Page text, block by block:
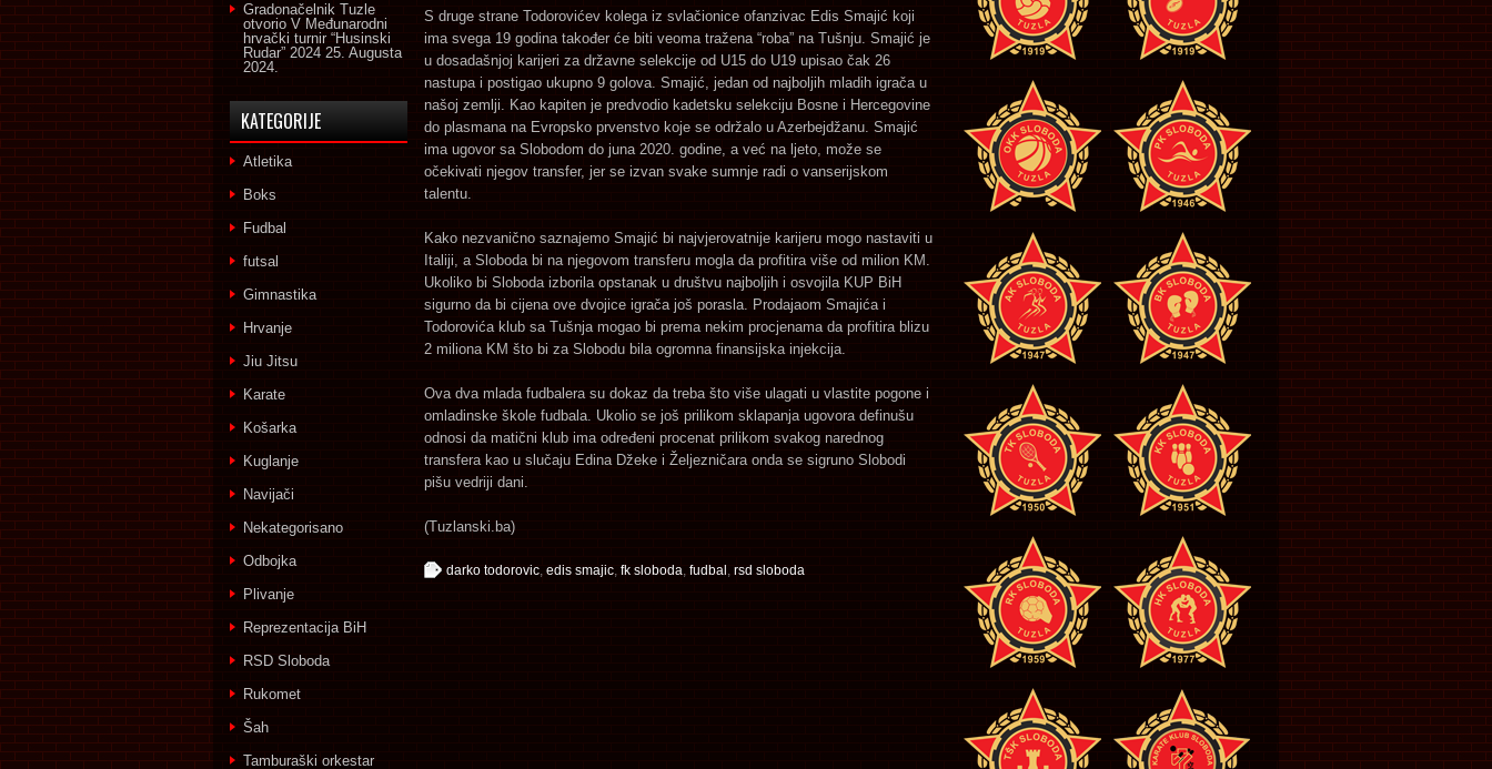
S druge strane Todorovićev kolega iz svlačionice ofanzivac Edis Smajić koji
ima svega 19 godina također će biti veoma tražena “roba” na Tušnju. Smajić je
u dosadašnjoj karijeri za državne selekcije od U15 do U19 upisao čak 26
nastupa i postigao ukupno 9 golova. Smajić, jedan od najboljih mladih igrača u
našoj zemlji. Kao kapiten je predvodio kadetsku selekciju Bosne i Hercegovine
do plasmana na Evropsko prvenstvo koje se održalo u Azerbejdžanu. Smajić
ima ugovor sa Slobodom do juna 2020. godine, a već na ljeto, može se
očekivati njegov transfer, jer se izvan svake sumnje radi o vanserijskom
talentu.
Kako nezvanično saznajemo Smajić bi najvjerovatnije karijeru mogo nastaviti u
Italiji, a Sloboda bi na njegovom transferu mogla da profitira više od milion KM.
Ukoliko bi Sloboda izborila opstanak u društvu najboljih i osvojila KUP BiH
sigurno da bi cijena ove dvojice igrača još porasla. Prodajaom Smajića i
Todorovića klub sa Tušnja mogao bi prema nekim procjenama da profitira blizu
2 miliona KM što bi za Slobodu bila ogromna finansijska injekcija.
Ova dva mlada fudbalera su dokaz da treba što više ulagati u vlastite pogone i
omladinske škole fudbala. Ukolio se još prilikom sklapanja ugovora definušu
odnosi da matični klub ima određeni procenat prilikom svakog narednog
transfera kao u slučaju Edina Džeke i Željezničara onda se sigruno Slobodi
pišu vedriji dani.
(Tuzlanski.ba)
darko todorovic, edis smajic, fk sloboda, fudbal , rsd sloboda
Gradonačelnik Tuzle
otvorio V Međunarodni
hrvački turnir “Husinski
Rudar” 2024 25. Augusta
2024.
KATEGORIJE
Atletika
Boks
Fudbal
futsal
Gimnastika
Hrvanje
Jiu Jitsu
Karate
Košarka
Kuglanje
Navijači
Nekategorisano
Odbojka
Plivanje
Reprezentacija BiH
RSD Sloboda
Rukomet
Šah
Tamburaški orkestar